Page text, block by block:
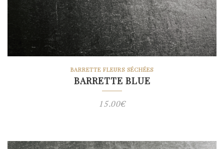
BARRETTE FLEURS SÉCHÉES
BARRETTE BLUE
15.00€